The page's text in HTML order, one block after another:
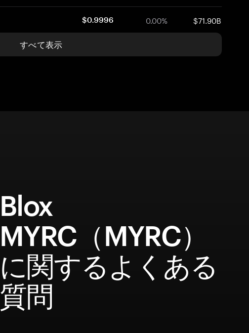
$0.9996 0.00% $71.90B
すべて表示
Blox
MYRC（MYRC）
に関するよくある
質問